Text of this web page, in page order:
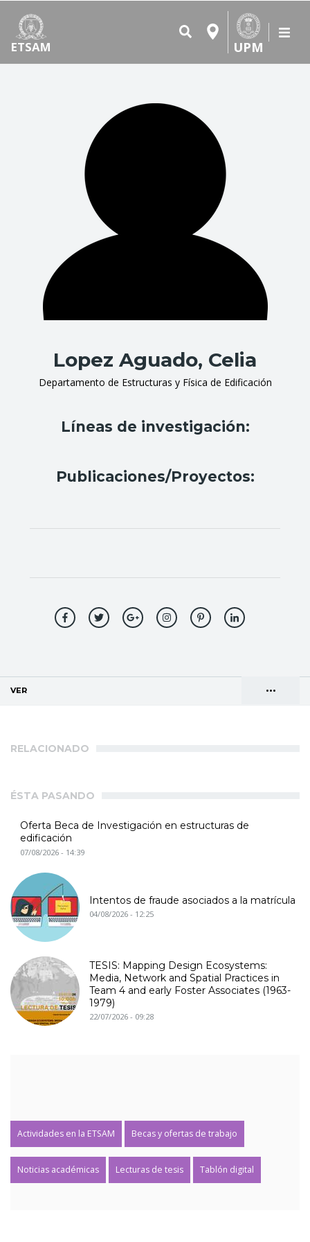
ETSAM UPM
Lopez Aguado, Celia
Departamento de Estructuras y Física de Edificación
Líneas de investigación:
Publicaciones/Proyectos:
•••
VER
RELACIONADO
ÉSTA PASANDO
Oferta Beca de Investigación en estructuras de
edificación
07/08/2026 - 14:39
Intentos de fraude asociados a la matrícula
04/08/2026 - 12:25
TESIS: Mapping Design Ecosystems:
Media, Network and Spatial Practices in
Team 4 and early Foster Associates (1963-
1979)
22/07/2026 - 09:28
Actividades en la ETSAM Becas y ofertas de trabajo
Noticias académicas Lecturas de tesis Tablón digital